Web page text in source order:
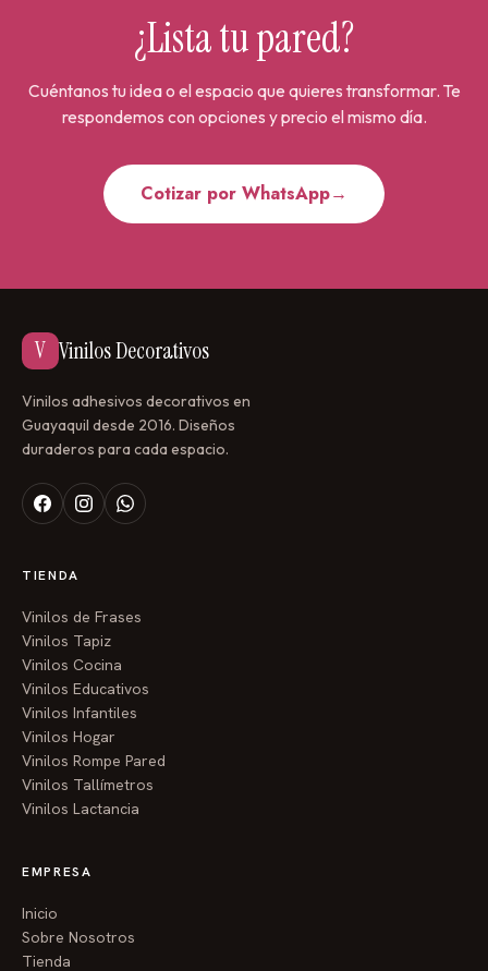
¿Lista tu pared?
Cuéntanos tu idea o el espacio que quieres transformar. Te
respondemos con opciones y precio el mismo día.
Cotizar por WhatsApp→
V Vinilos Decorativos
Vinilos adhesivos decorativos en
Guayaquil desde 2016. Diseños
duraderos para cada espacio.
TIENDA
Vinilos de Frases
Vinilos Tapiz
Vinilos Cocina
Vinilos Educativos
Vinilos Infantiles
Vinilos Hogar
Vinilos Rompe Pared
Vinilos Tallímetros
Vinilos Lactancia
EMPRESA
Inicio
Sobre Nosotros
Tienda